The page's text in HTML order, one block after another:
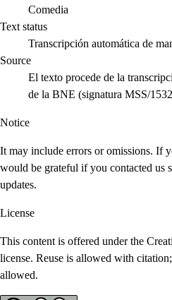
Comedia
Text status
Transcripción automática de
Source
El texto procede de la
de la BNE (signatura MSS/
Notice
It may include errors or omissions. If
would be grateful if you contacted us
updates.
License
This content is offered under the
license. Reuse is allowed with
allowed.